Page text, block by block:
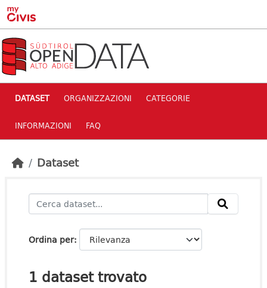
Skip to main content
DATASET ORGANIZZAZIONI CATEGORIE
INFORMAZIONI FAQ
Dataset
Ordina per
1 dataset trovato